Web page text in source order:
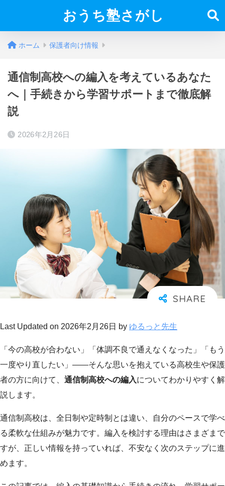
おうち塾さがし
ホーム 保護者向け情報
通信制高校への編入を考えているあなた
へ｜手続きから学習サポートまで徹底解
説
2026年2月26日
Last Updated on 2026年2月26日 by ゆるっと先生
「今の高校が合わない」「体調不良で通えなくなった」「もう
一度やり直したい」——そんな思いを抱えている高校生や保護
者の方に向けて、 通信制高校への編入についてわかりやすく解
説します。
通信制高校は、全日制や定時制とは違い、自分のペースで学べ
る柔軟な仕組みが魅力です。編入を検討する理由はさまざまで
すが、正しい情報を持っていれば、不安なく次のステップに進
めます。